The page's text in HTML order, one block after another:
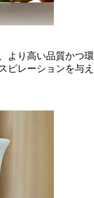
より高い品質かつ環
ピレーションを与え